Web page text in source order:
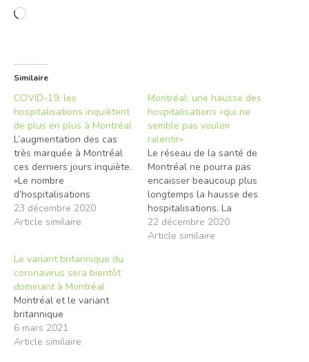
Chargement…
Similaire
COVID-19: les
hospitalisations inquiètent
de plus en plus à Montréal
L’augmentation des cas
très marquée à Montréal
ces derniers jours inquiète.
«Le nombre
d’hospitalisations
projetées demeure élevé»
à Montréal souligne
en services sociaux
(INESSS), même si l’institut
avance que l’occupation
des lits devrait rester
«dans les limites
planifiées». Et cela malgré
l’augmentation attendue
23 décembre 2020
Article similaire
Montréal: une hausse des
hospitalisations «qui ne
semble pas vouloir
ralentir»
Le réseau de la santé de
Montréal ne pourra pas
encaisser beaucoup plus
longtemps la hausse des
hospitalisations. La
directrice régionale de
santé publique, Mylène
22 décembre 2020
Article similaire
Le variant britannique du
coronavirus sera bientôt
dominant à Montréal
Montréal et le variant
britannique
6 mars 2021
Article similaire